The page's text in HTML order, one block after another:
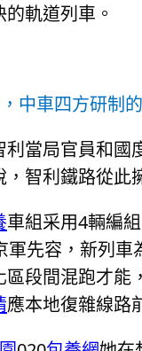
軌道列車。
中車四方研制
利當局官員和國
，智利鐵路從此
車組采用4輛編
軍先容，新列車
區段間混跑才能
應本地復雜線路